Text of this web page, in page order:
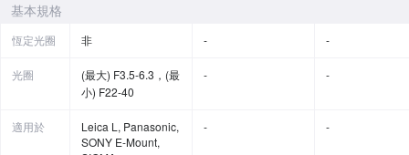
基本規格
恆定光圈 非 - -
光圈
(最大) F3.5-6.3，(最
小) F22-40
- -
適用於
Leica L, Panasonic,
SONY E-Mount,
- -